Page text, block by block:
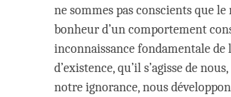
ne sommes pas conscients que
bonheur d’un comportement
inconnaissance fondamentale
d’existence, qu’il s’agisse de
notre ignorance, nous